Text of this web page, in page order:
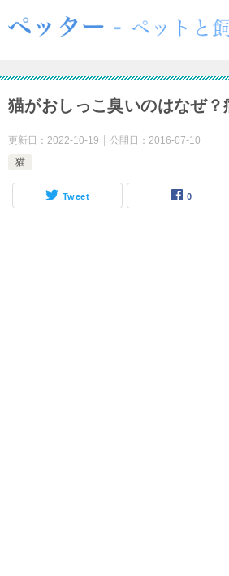
猫がおしっこ臭いのはなぜ？
更新日： 2022-10-19 公開日： 2016-07-10
猫
Tweet 0